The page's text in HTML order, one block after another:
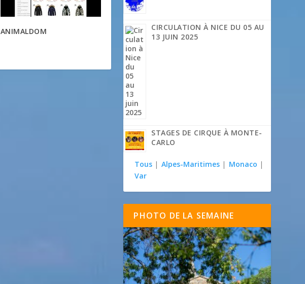
ANIMALDOM
CIRCULATION À NICE DU 05 AU
13 JUIN 2025
STAGES DE CIRQUE À MONTE-
CARLO
Tous | Alpes-Maritimes | Monaco |
Var
PHOTO DE LA SEMAINE